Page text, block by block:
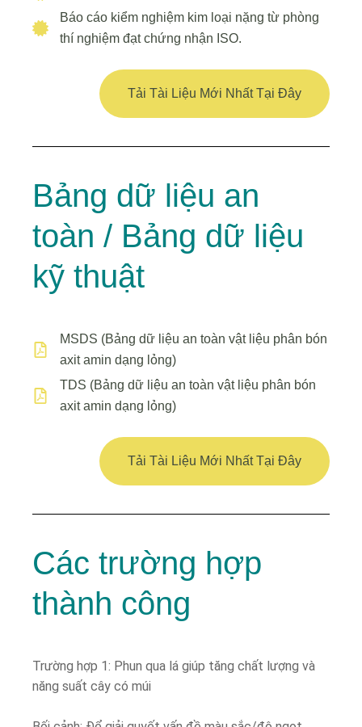
Báo cáo kiểm nghiệm kim loại nặng từ phòng
thí nghiệm đạt chứng nhận ISO.
Tải Tài Liệu Mới Nhất Tại Đây
Bảng dữ liệu an
toàn / Bảng dữ liệu
kỹ thuật
MSDS (Bảng dữ liệu an toàn vật liệu phân bón
axit amin dạng lỏng)
TDS (Bảng dữ liệu an toàn vật liệu phân bón
axit amin dạng lỏng)
Tải Tài Liệu Mới Nhất Tại Đây
Các trường hợp
thành công
Trường hợp 1: Phun qua lá giúp tăng chất lượng và
năng suất cây có múi